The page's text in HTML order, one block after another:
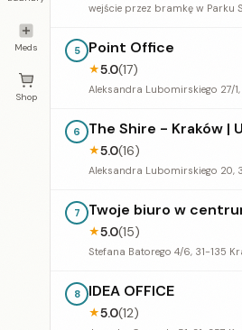
Meds
Shop
5 Point Office
★5.0(17)
6 The Shire - Kraków |
★5.0(16)
Aleksandra Lubomirskiego 20,
7 Twoje biuro w
★5.0(15)
Stefana Batorego 4/6, 31-135
8 IDEA OFFICE
★5.0(12)